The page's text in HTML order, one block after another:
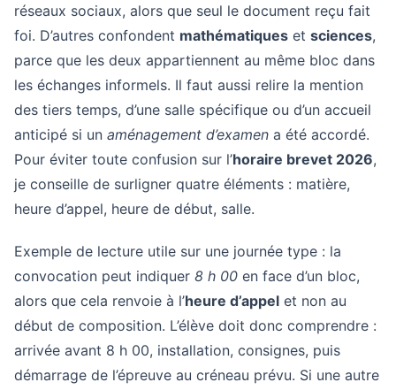
réseaux sociaux, alors que seul le document reçu fait
foi. D’autres confondent mathématiques et sciences,
parce que les deux appartiennent au même bloc dans
les échanges informels. Il faut aussi relire la mention
des tiers temps, d’une salle spécifique ou d’un accueil
anticipé si un aménagement d’examen a été accordé.
Pour éviter toute confusion sur l’horaire brevet 2026,
je conseille de surligner quatre éléments : matière,
heure d’appel, heure de début, salle.
Exemple de lecture utile sur une journée type : la
convocation peut indiquer 8 h 00 en face d’un bloc,
alors que cela renvoie à l’heure d’appel et non au
début de composition. L’élève doit donc comprendre :
arrivée avant 8 h 00, installation, consignes, puis
démarrage de l’épreuve au créneau prévu. Si une autre